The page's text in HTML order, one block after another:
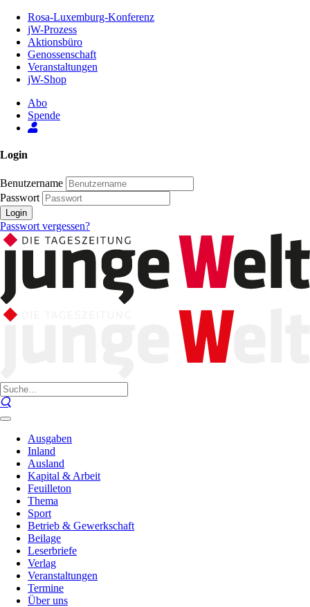
Inhalt
Seite
Rosa-Luxemburg-Konferenz
jW-Prozess
Aktionsbüro
Genossenschaft
Veranstaltungen
jW-Shop
Abo
Spende
Login
Benutzername
Passwort
Login
Passwort vergessen?
Ausgaben
Inland
Ausland
Kapital & Arbeit
Feuilleton
Thema
Sport
Betrieb & Gewerkschaft
Beilage
Leserbriefe
Verlag
Veranstaltungen
Termine
Über uns